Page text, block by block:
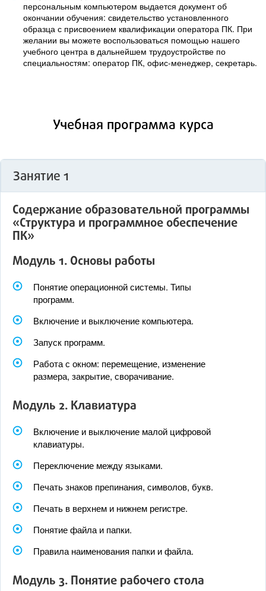
персональным компьютером выдается документ об
окончании обучения: свидетельство установленного
образца с присвоением квалификации оператора ПК. При
желании вы можете воспользоваться помощью нашего
учебного центра в дальнейшем трудоустройстве по
специальностям: оператор ПК, офис-менеджер, секретарь.
Учебная программа курса
Занятие 1
Содержание образовательной программы
«Структура и программное обеспечение
ПК»
Модуль 1. Основы работы
Понятие операционной системы. Типы
программ.
Включение и выключение компьютера.
Запуск программ.
Работа с окном: перемещение, изменение
размера, закрытие, сворачивание.
Модуль 2. Клавиатура
Включение и выключение малой цифровой
клавиатуры.
Переключение между языками.
Печать знаков препинания, символов, букв.
Печать в верхнем и нижнем регистре.
Понятие файла и папки.
Правила наименования папки и файла.
Модуль 3. Понятие рабочего стола